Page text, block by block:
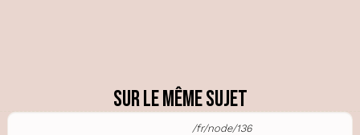
Sur le même sujet
/fr/node/136